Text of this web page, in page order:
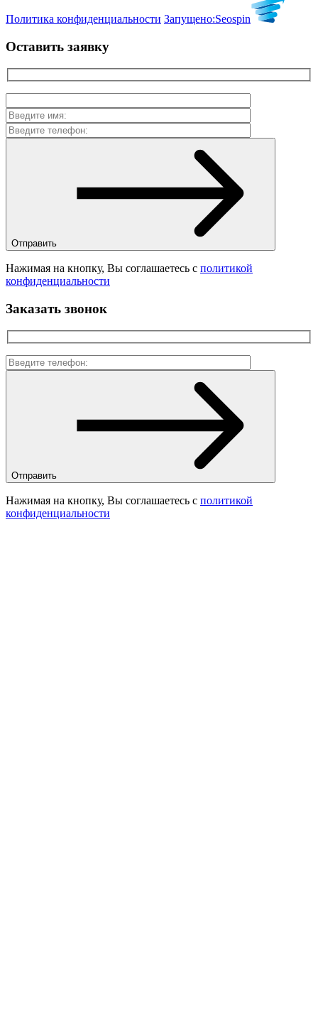
Политика конфиденциальности Запущено:Seospin
Оставить заявку
Отправить
Нажимая на кнопку, Вы соглашаетесь с политикой
конфиденциальности
Заказать звонок
Отправить
Нажимая на кнопку, Вы соглашаетесь с политикой
конфиденциальности